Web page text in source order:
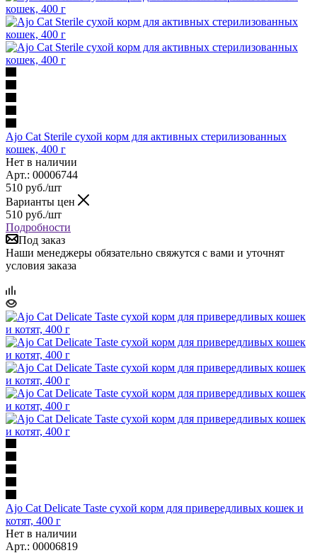
Ajo Cat Sterile сухой корм для активных стерилизованных
кошек, 400 г
Нет в наличии
Арт.: 00006744
510 руб./шт
Варианты цен
510 руб./шт
Подробности
Под заказ
Наши менеджеры обязательно свяжутся с вами и уточнят
условия заказа
Ajo Cat Delicate Taste сухой корм для привередливых кошек и
котят, 400 г
Нет в наличии
Арт.: 00006819